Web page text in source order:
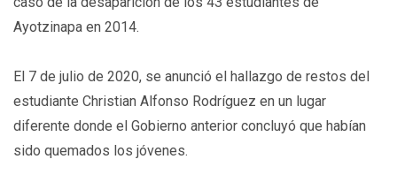
Ayotzinapa en 2014.
El 7 de julio de 2020, se anunció el hallazgo de restos del
estudiante Christian Alfonso Rodríguez en un lugar
diferente donde el Gobierno anterior concluyó que habían
sido quemados los jóvenes.